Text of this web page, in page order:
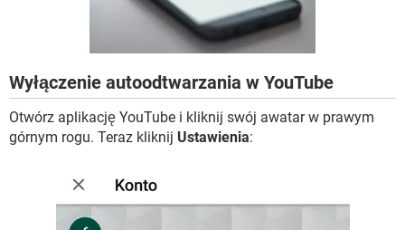
Wyłączenie autoodtwarzania w YouTube
Otwórz aplikację YouTube i kliknij swój awatar w prawym
górnym rogu. Teraz kliknij Ustawienia: